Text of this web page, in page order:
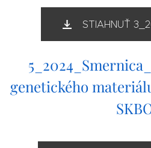
STIAHNUŤ
genetického